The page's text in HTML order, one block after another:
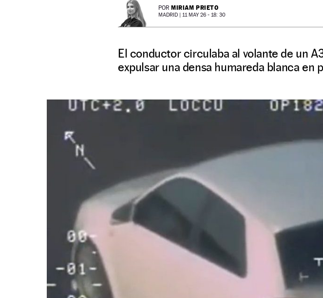
POR MIRIAM PRIETO
MADRID | 11 MAY 26 - 18: 30
El conductor circulaba al volante de un
expulsar una densa humareda blanca en